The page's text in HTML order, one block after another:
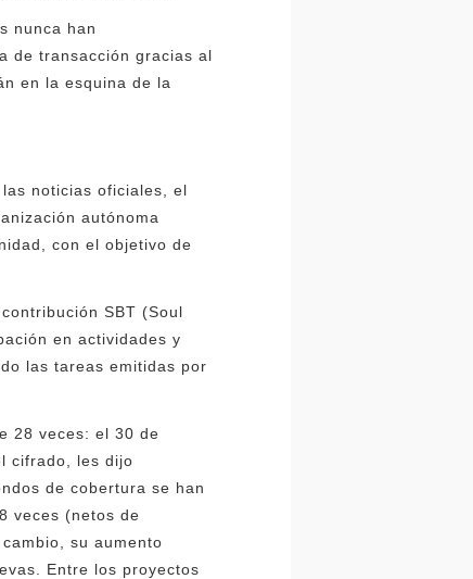
nunca han
de transacción gracias al
en la esquina de la
noticias oficiales, el
autónoma
con el objetivo de
SBT (Soul
en actividades y
las tareas emitidas por
28 veces: el 30 de
cifrado, les dijo
de cobertura se han
veces (netos de
su aumento
Entre los proyectos